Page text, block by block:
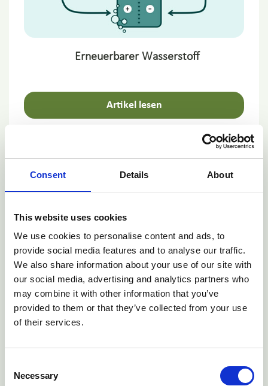
Consent Details About
This website uses cookies
We use cookies to personalise content and ads, to
provide social media features and to analyse our traffic.
We also share information about your use of our site with
our social media, advertising and analytics partners who
may combine it with other information that you’ve
provided to them or that they’ve collected from your use
of their services.
Selection
Necessary
Erneuerbarer Wasserstoff
Artikel lesen
Kleiner Wasserstoffrechner